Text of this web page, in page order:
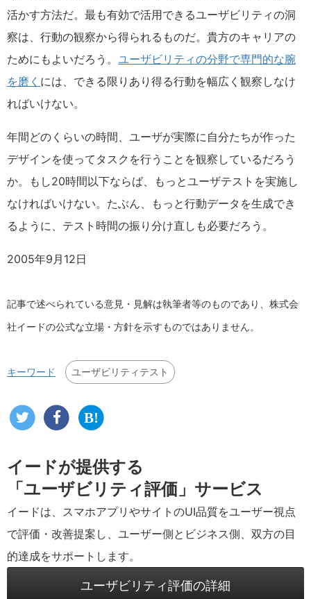
活かす方法だ。最も有効で活用できるユーザビリティの洞
察は、行動の観察から得られるものだ。貴方のキャリアの
ためにもよいだろう。 ユーザビリティの分野で専門的な腕
を磨く には、できる限りあり得る行動を幅広く観察しなけ
ればいけない。
年間どのくらいの時間、ユーザが実際に自分たちが作った
デザインを使ってタスクを行うことを観察しているだろう
か。もし20時間以下ならば、もっとユーザテストを実施し
なければいけない。たぶん、もっと行動データを生成でき
るように、テスト時間の振り分け直しも必要だろう。
2005年9月12日
記事で述べられている意見・見解は執筆者等のものであり、株式会
社イードの公式な立場・方針を示すものではありません。
キーワード ユーザビリティテスト
イードが提供する
「ユーザビリティ評価」サービス
イードは、スマホアプリやサイトのUI品質をユーザー視点
で評価・改善提案し、ユーザー側とビジネス側、双方の目
的達成をサポートします。
ユーザビリティ評価の詳細